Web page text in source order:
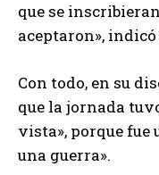
que se
aceptaron»,
Con todo, en su
que la jornada
vista», porque fue
una guerra».